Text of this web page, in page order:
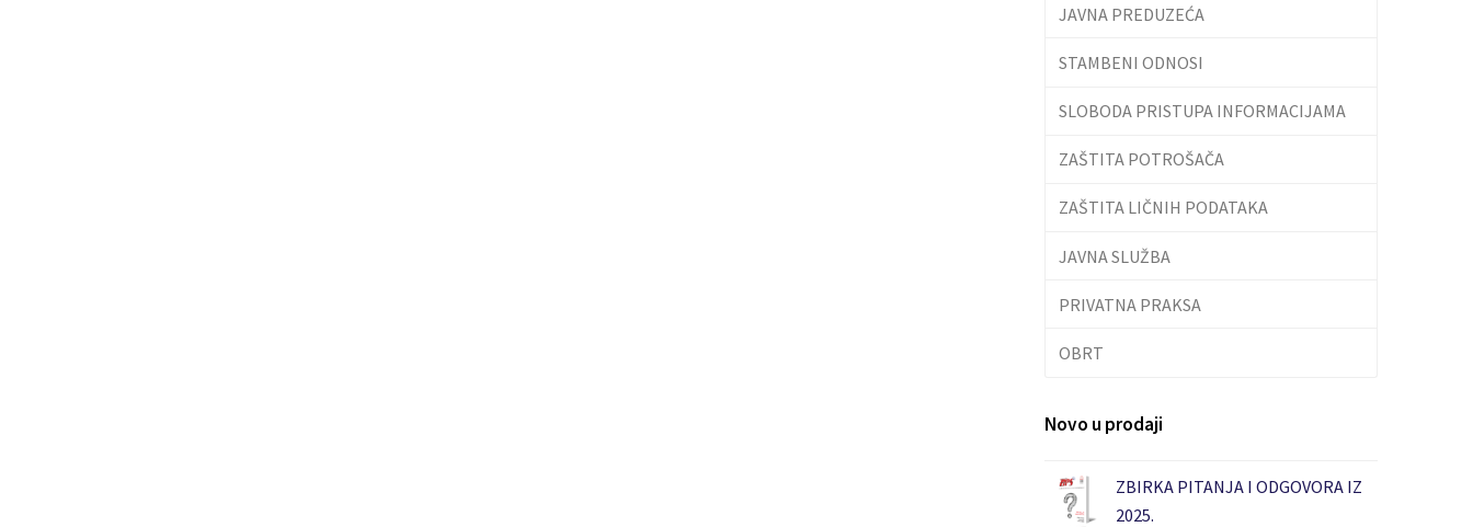
JAVNA PREDUZEĆA
STAMBENI ODNOSI
SLOBODA PRISTUPA INFORMACIJAMA
ZAŠTITA POTROŠAČA
ZAŠTITA LIČNIH PODATAKA
JAVNA SLUŽBA
PRIVATNA PRAKSA
OBRT
Novo u prodaji
ZBIRKA PITANJA I ODGOVORA IZ
2025.